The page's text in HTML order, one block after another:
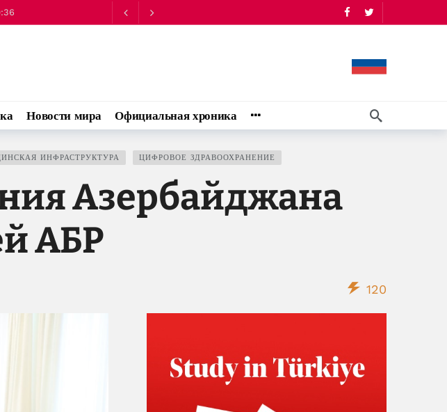
Новости мира Официальная хроника
ИНФРАСТРУКТУРА ЦИФРОВОЕ ЗДРАВООХРАНЕНИЕ
Азербайджана
АБР
120